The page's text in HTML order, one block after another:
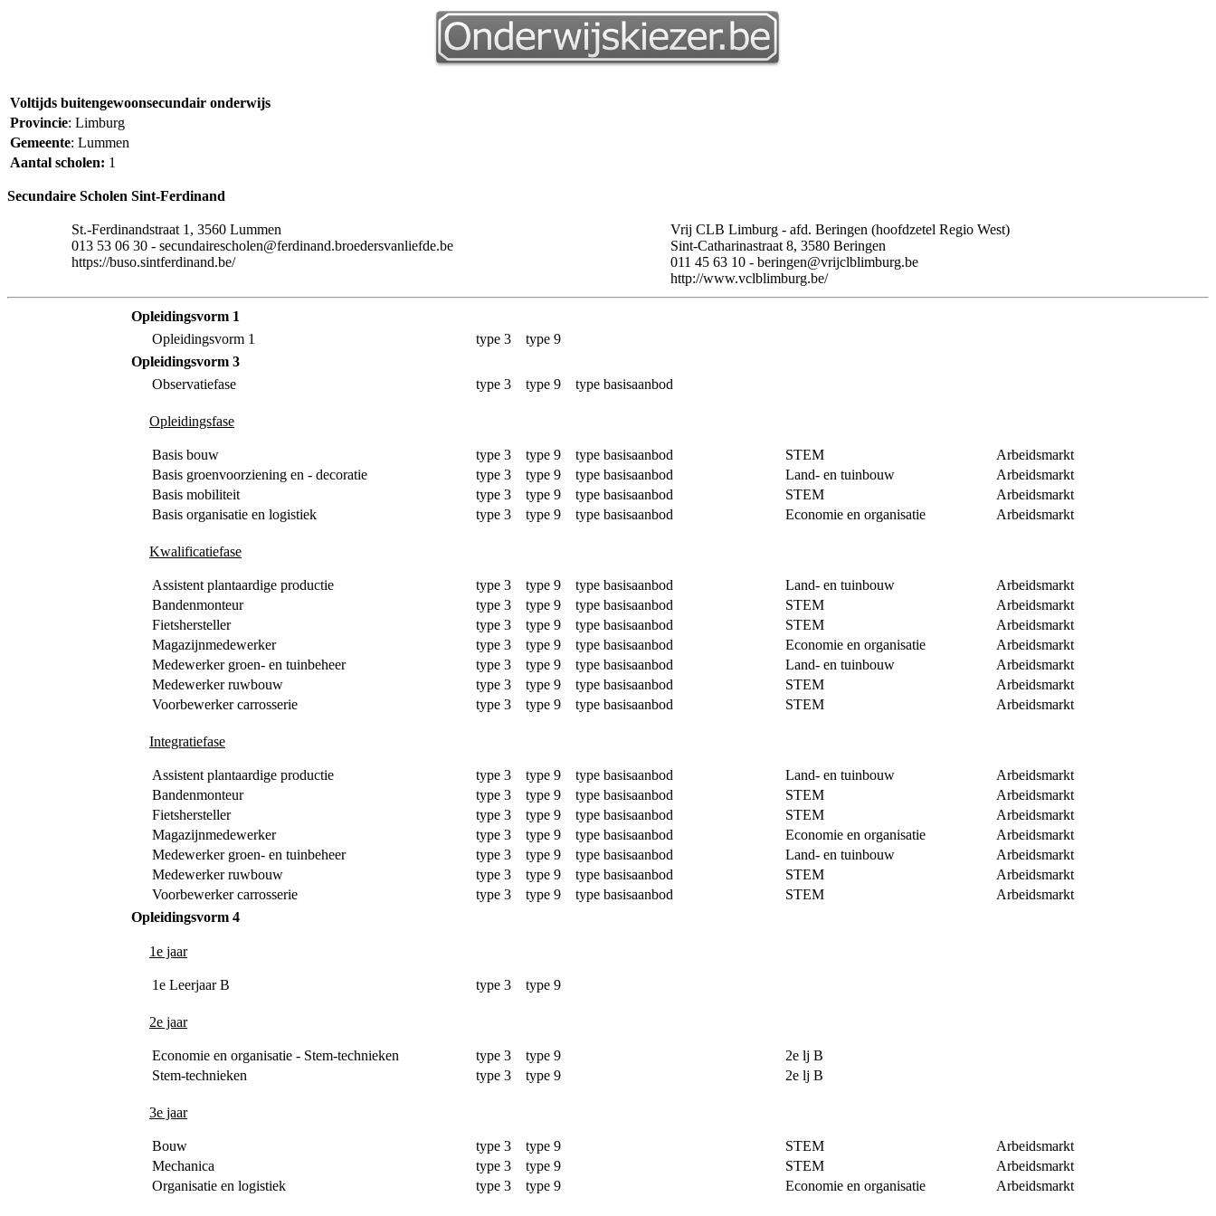
Voltijds buitengewoonsecundair onderwijs
Provincie: Limburg
Gemeente: Lummen
Aantal scholen: 1
Secundaire Scholen Sint-Ferdinand
St.-Ferdinandstraat 1, 3560 Lummen
013 53 06 30 - secundairescholen@ferdinand.broedersvanliefde.be
https://buso.sintferdinand.be/
Vrij CLB Limburg - afd. Beringen (hoofdzetel Regio West)
Sint-Catharinastraat 8, 3580 Beringen
011 45 63 10 - beringen@vrijclblimburg.be
http://www.vclblimburg.be/
Opleidingsvorm 1
Opleidingsvorm 1
type 3 type 9
Opleidingsvorm 3
Observatiefase
type 3 type 9 type basisaanbod
Opleidingsfase
Basis bouw type 3 type 9 type basisaanbod STEM
Arbeidsmarkt
Basis groenvoorziening en - decoratie
type 3 type 9 type basisaanbod Land- en tuinbouw
Arbeidsmarkt
Basis mobiliteit
type 3 type 9 type basisaanbod STEM
Arbeidsmarkt
Basis organisatie en logistiek
type 3 type 9 type basisaanbod Economie en organisatie Arbeidsmarkt
Kwalificatiefase
Assistent plantaardige productie type 3 type 9 type basisaanbod Land- en tuinbouw
Arbeidsmarkt
Bandenmonteur
type 3 type 9 type basisaanbod STEM
Arbeidsmarkt
Fietshersteller
type 3 type 9 type basisaanbod STEM
Arbeidsmarkt
Magazijnmedewerker
type 3 type 9 type basisaanbod Economie en organisatie
Arbeidsmarkt
Medewerker groen- en tuinbeheer
type 3 type 9 type basisaanbod Land- en tuinbouw
Arbeidsmarkt
Medewerker ruwbouw
type 3 type 9 type basisaanbod STEM
Arbeidsmarkt
Voorbewerker carrosserie
type 3 type 9 type basisaanbod STEM Arbeidsmarkt
Integratiefase
Assistent plantaardige productie type 3 type 9 type basisaanbod Land- en tuinbouw
Arbeidsmarkt
Bandenmonteur
type 3 type 9 type basisaanbod STEM
Arbeidsmarkt
Fietshersteller
type 3 type 9 type basisaanbod STEM
Arbeidsmarkt
Magazijnmedewerker
type 3 type 9 type basisaanbod Economie en organisatie
Arbeidsmarkt
Medewerker groen- en tuinbeheer
type 3 type 9 type basisaanbod Land- en tuinbouw
Arbeidsmarkt
Medewerker ruwbouw
type 3 type 9 type basisaanbod STEM
Arbeidsmarkt
Voorbewerker carrosserie
type 3 type 9 type basisaanbod STEM
Arbeidsmarkt
Opleidingsvorm 4
1e jaar
1e Leerjaar B type 3 type 9
2e jaar
Economie en organisatie - Stem-technieken type 3 type 9
2e lj B
Stem-technieken
type 3 type 9 2e lj B
3e jaar
Bouw type 3 type 9 STEM
Arbeidsmarkt
Mechanica
type 3 type 9 STEM
Arbeidsmarkt
Organisatie en logistiek
type 3 type 9 Economie en organisatie Arbeidsmarkt